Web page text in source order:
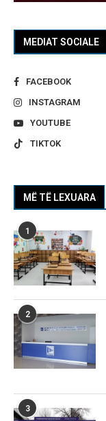
MEDIAT SOCIALE
FACEBOOK
INSTAGRAM
YOUTUBE
TIKTOK
MË TË LEXUARA
1
2
3